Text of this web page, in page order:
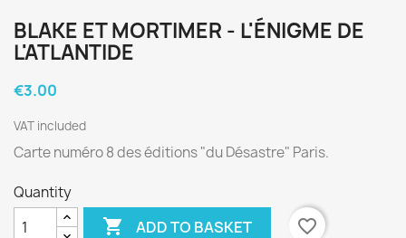
BLAKE ET MORTIMER - L'ÉNIGME DE
L'ATLANTIDE
€3.00
VAT included
Carte numéro 8 des éditions "du Désastre" Paris.
Quantity
 ADD TO BASKET
favorite_border